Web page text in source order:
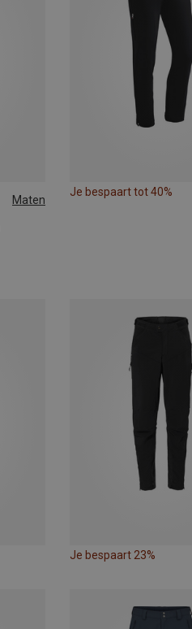
Maten
Je bespaart tot 40%
Je bespaart 23%